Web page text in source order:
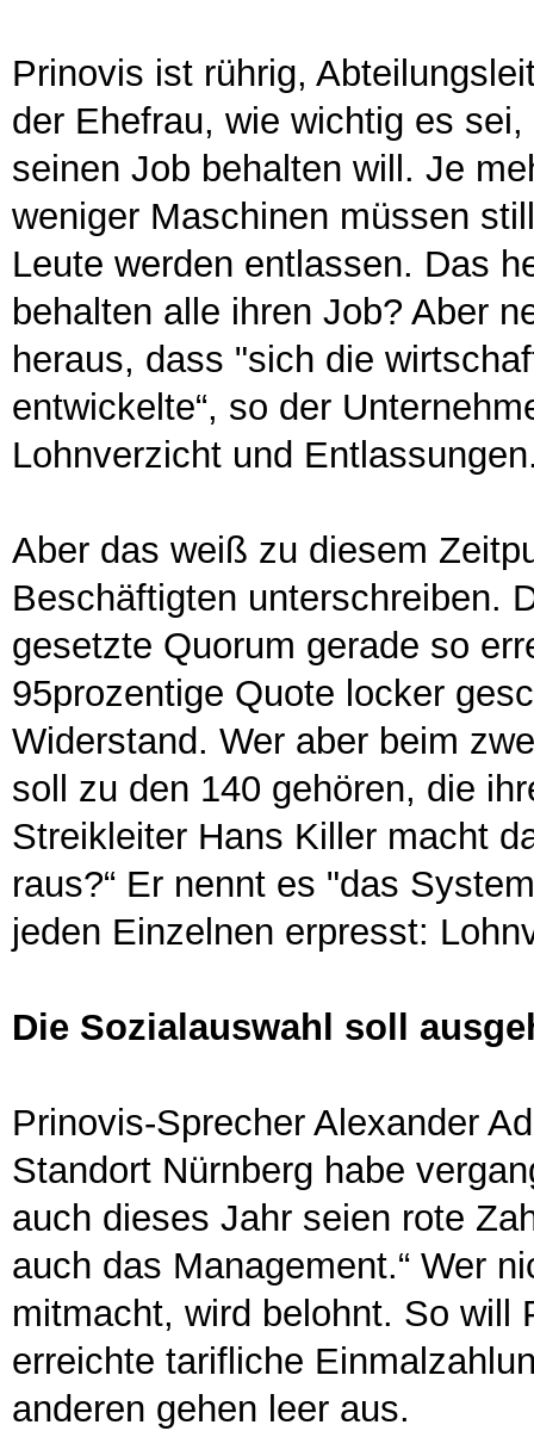
Prinovis ist rührig,
der Ehefrau, wie wichtig es
seinen Job behalten will. Je
weniger Maschinen müssen
Leute werden entlassen. Das
behalten alle ihren Job? Aber
heraus, dass "sich die
entwickelte“, so der
Lohnverzicht und
Aber das weiß zu diesem
Beschäftigten unterschreiben.
gesetzte Quorum gerade so
95prozentige Quote locker
Widerstand. Wer aber beim
soll zu den 140 gehören, die
Streikleiter Hans Killer macht
raus?“ Er nennt es "das
jeden Einzelnen erpresst:
Die Sozialauswahl soll
Prinovis-Sprecher Alexander
Standort Nürnberg habe
auch dieses Jahr seien rote
auch das Management.“ Wer
mitmacht, wird belohnt. So will
erreichte tarifliche
anderen gehen leer aus.